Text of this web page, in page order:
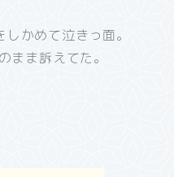
かめて泣きっ面。
まま訴えてた。